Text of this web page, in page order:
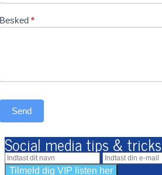
Besked*
Send
Social media tips & tricks